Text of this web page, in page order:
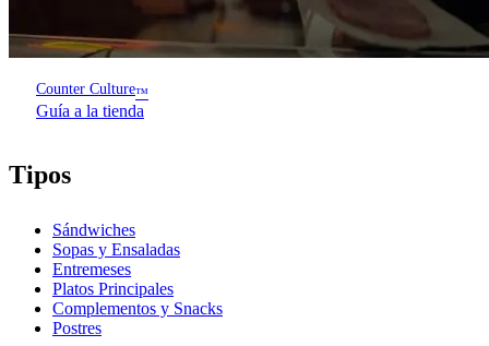
Counter Culture™
Guía a la tienda
Tipos
Sándwiches
Sopas y Ensaladas
Entremeses
Platos Principales
Complementos y Snacks
Postres